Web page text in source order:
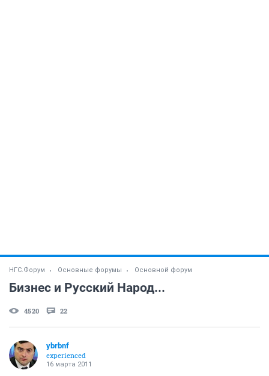
НГС.Форум Основные форумы Основной форум
Бизнес и Русский Народ...
4520 22
ybrbnf
experienced
16 марта 2011